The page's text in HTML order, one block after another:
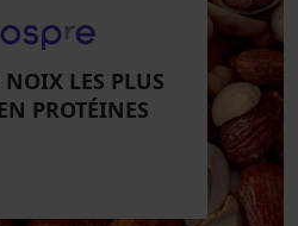
NOIX LES PLUS
PROTÉINES